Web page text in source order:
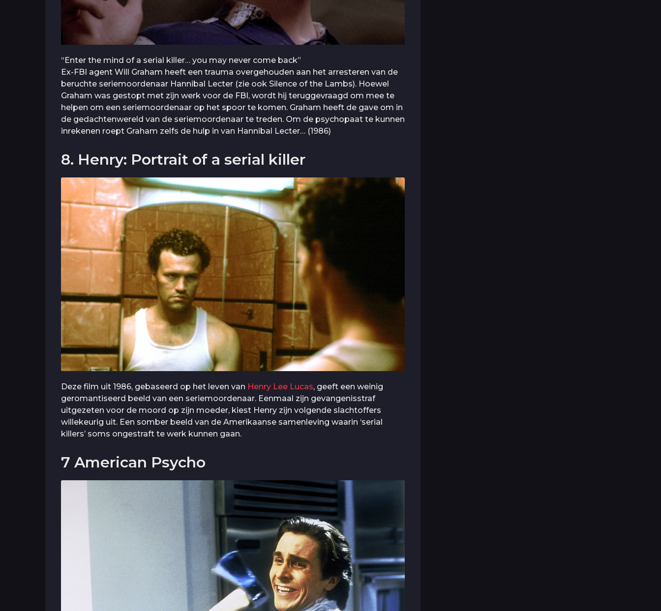
“Enter the mind of a serial killer… you may never come back”
Ex-FBI agent Will Graham heeft een trauma overgehouden aan het arresteren van de
beruchte seriemoordenaar Hannibal Lecter (zie ook Silence of the Lambs). Hoewel
Graham was gestopt met zijn werk voor de FBI, wordt hij teruggevraagd om mee te
helpen om een seriemoordenaar op het spoor te komen. Graham heeft de gave om in
de gedachtenwereld van de seriemoordenaar te treden. Om de psychopaat te kunnen
inrekenen roept Graham zelfs de hulp in van Hannibal Lecter… (1986)
8. Henry: Portrait of a serial killer
Deze film uit 1986, gebaseerd op het leven van Henry Lee Lucas, geeft een weinig
geromantiseerd beeld van een seriemoordenaar. Eenmaal zijn gevangenisstraf
uitgezeten voor de moord op zijn moeder, kiest Henry zijn volgende slachtoffers
willekeurig uit. Een somber beeld van de Amerikaanse samenleving waarin ‘serial
killers’ soms ongestraft te werk kunnen gaan.
7 American Psycho